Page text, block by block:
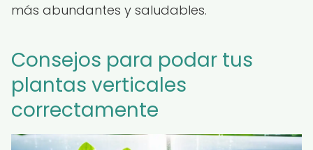
más abundantes y saludables.
Consejos para podar tus
plantas verticales
correctamente